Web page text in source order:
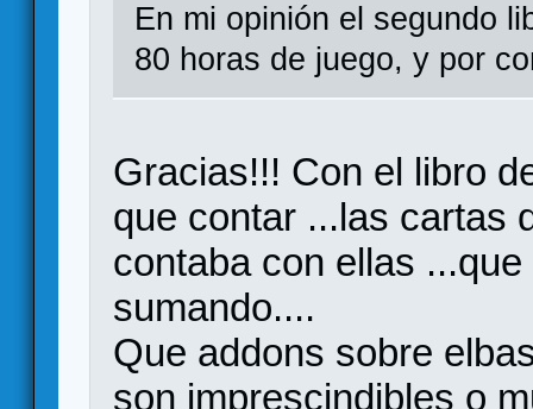
En mi opinión el segundo
80 horas de juego, y por
Gracias!!! Con el libro
que contar ...las cartas
contaba con ellas
sumando....
Que addons sobre
son imprescindibles o